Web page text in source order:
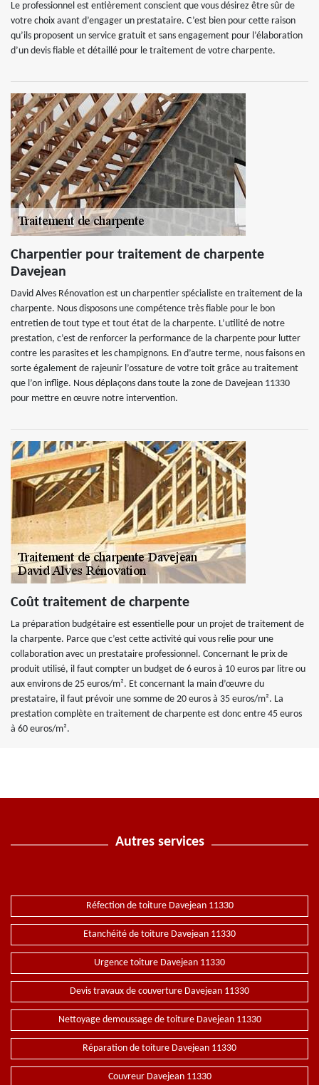
Le professionnel est entièrement conscient que vous désirez être sûr de
votre choix avant d’engager un prestataire. C’est bien pour cette raison
qu’ils proposent un service gratuit et sans engagement pour l’élaboration
d’un devis fiable et détaillé pour le traitement de votre charpente.
Charpentier pour traitement de charpente
Davejean
David Alves Rénovation est un charpentier spécialiste en traitement de la
charpente. Nous disposons une compétence très fiable pour le bon
entretien de tout type et tout état de la charpente. L’utilité de notre
prestation, c’est de renforcer la performance de la charpente pour lutter
contre les parasites et les champignons. En d’autre terme, nous faisons en
sorte également de rajeunir l’ossature de votre toit grâce au traitement
que l’on inflige. Nous déplaçons dans toute la zone de Davejean 11330
pour mettre en œuvre notre intervention.
Coût traitement de charpente
La préparation budgétaire est essentielle pour un projet de traitement de
la charpente. Parce que c’est cette activité qui vous relie pour une
collaboration avec un prestataire professionnel. Concernant le prix de
produit utilisé, il faut compter un budget de 6 euros à 10 euros par litre ou
aux environs de 25 euros/m². Et concernant la main d’œuvre du
prestataire, il faut prévoir une somme de 20 euros à 35 euros/m². La
prestation complète en traitement de charpente est donc entre 45 euros
à 60 euros/m².
Autres services
Réfection de toiture Davejean 11330
Etanchéité de toiture Davejean 11330
Urgence toiture Davejean 11330
Devis travaux de couverture Davejean 11330
Nettoyage demoussage de toiture Davejean 11330
Réparation de toiture Davejean 11330
Couvreur Davejean 11330